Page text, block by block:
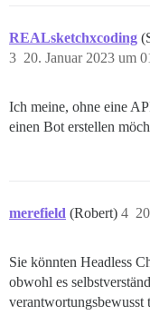
REALsketchxcoding
20. Januar 2023 um
3
Ich meine, ohne eine
einen Bot erstellen
merefield (Robert) 4
Sie könnten Headless
obwohl es
verantwortungsbewusst